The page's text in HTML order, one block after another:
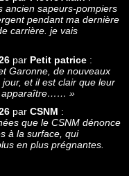
ancien sapeurs-pompiers
pendant ma dernière
carrière. je vais
par Petit patrice :
Garonne, de nouveaux
et il est clair que leur
apparaître…… »
par CSNM :
que le CSNM dénonce
à la surface, qui
en plus prégnantes.